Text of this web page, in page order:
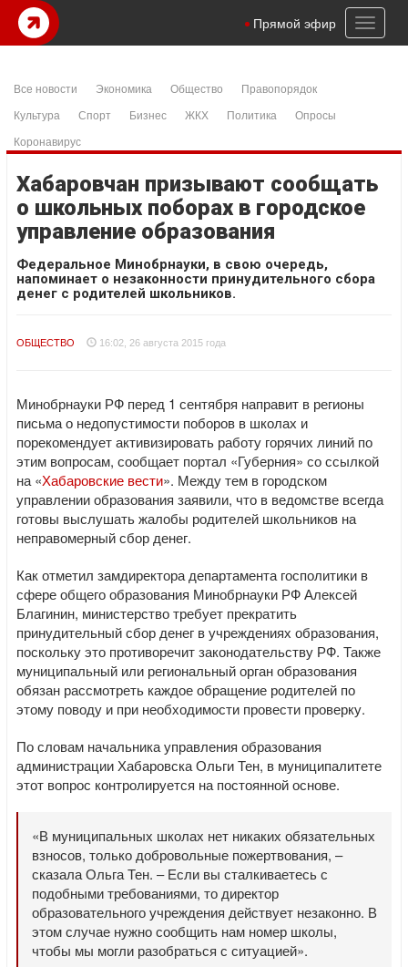
Toggle
Прямой эфир
Все новости Экономика Общество
Правопорядок
Культура
Спорт Бизнес ЖКХ Политика
Опросы
Коронавирус
Хабаровчан призывают сообщать
о школьных поборах в городское
управление образования
Федеральное Минобрнауки, в свою очередь,
напоминает о незаконности принудительного сбора
денег с родителей школьников.
ОБЩЕСТВО 16:02, 26 августа 2015 года
Минобрнауки РФ перед 1 сентября направит в регионы
письма о недопустимости поборов в школах и
порекомендует активизировать работу горячих линий по
этим вопросам, сообщает портал «Губерния» со ссылкой
на «Хабаровские вести». Между тем в городском
управлении образования заявили, что в ведомстве всегда
готовы выслушать жалобы родителей школьников на
неправомерный сбор денег.
Как отметил замдиректора департамента госполитики в
сфере общего образования Минобрнауки РФ Алексей
Благинин, министерство требует прекратить
принудительный сбор денег в учреждениях образования,
поскольку это противоречит законодательству РФ. Также
муниципальный или региональный орган образования
обязан рассмотреть каждое обращение родителей по
этому поводу и при необходимости провести проверку.
По словам начальника управления образования
администрации Хабаровска Ольги Тен, в муниципалитете
этот вопрос контролируется на постоянной основе.
«В муниципальных школах нет никаких обязательных
взносов, только добровольные пожертвования, –
сказала Ольга Тен. – Если вы сталкиваетесь с
подобными требованиями, то директор
образовательного учреждения действует незаконно. В
этом случае нужно сообщить нам номер школы,
чтобы мы могли разобраться с ситуацией».